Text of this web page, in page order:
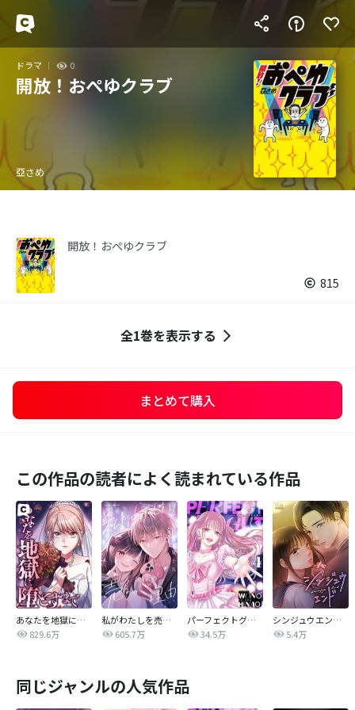
ドラマ 0
開放！おぺゆクラブ
亞さめ
開放！おぺゆクラブ
815
全1巻を表示する
まとめて購入
この作品の読者によく読まれている作品
あなたを地獄に堕とすまで
829.6万
私がわたしを売る理由
605.7万
パーフェクトグリッター
34.5万
シンジュウエンド【タテヨミ】
5.4万
同じジャンルの人気作品